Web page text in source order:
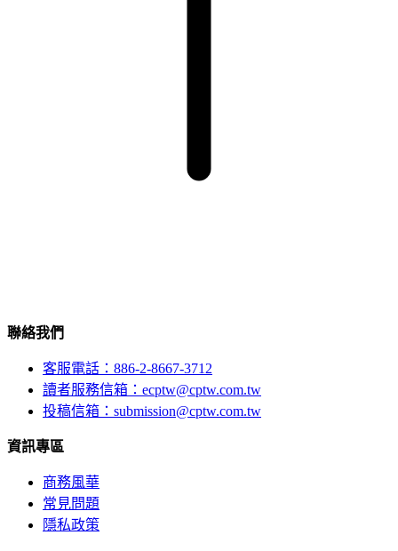
聯絡我們
客服電話：886-2-8667-3712
讀者服務信箱：ecptw@cptw.com.tw
投稿信箱： submission@cptw.com.tw
資訊專區
商務風華
常見問題
隱私政策